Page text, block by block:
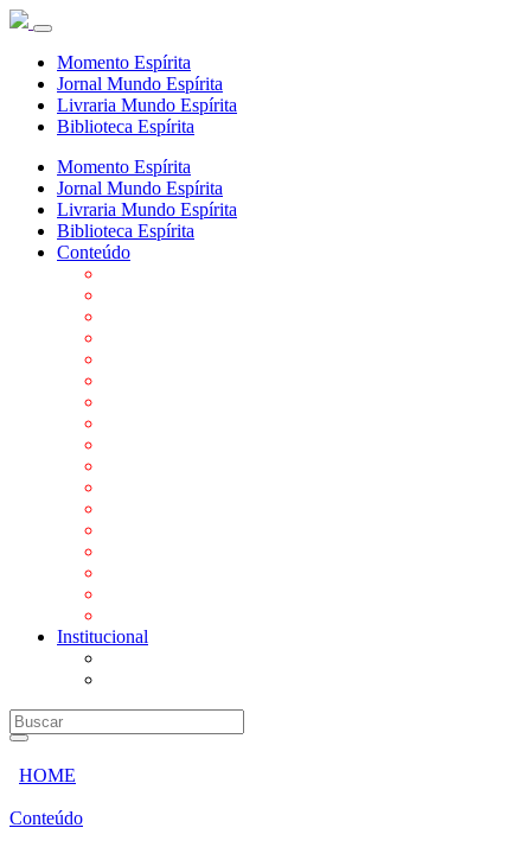
Momento Espírita
Jornal Mundo Espírita
Livraria Mundo Espírita
Biblioteca Espírita
Momento Espírita
Jornal Mundo Espírita
Livraria Mundo Espírita
Biblioteca Espírita
Conteúdo
Institucional
HOME
Conteúdo